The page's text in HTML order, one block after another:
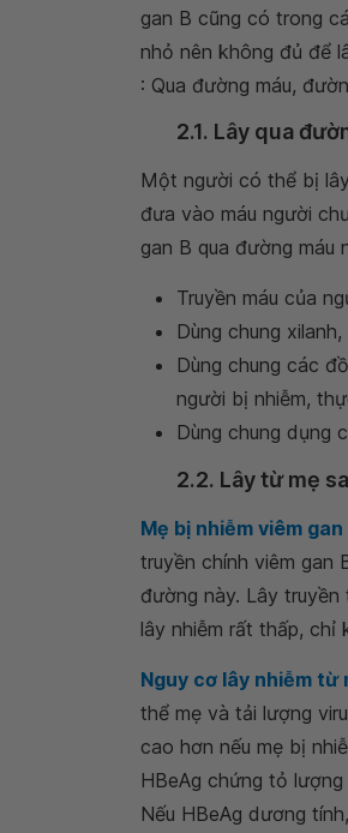
gan B cũng có trong
nhỏ nên không đủ để
: Qua đường máu,
2.1. Lây qua
Một người có thể bị
đưa vào máu người
gan B qua đường máu
Truyền máu của
Dùng chung
Dùng chung các
người bị nhiễm,
Dùng chung dụng
2.2. Lây từ mẹ
Mẹ bị nhiễm viêm gan
truyền chính viêm gan
đường này. Lây truyền
lây nhiễm rất thấp, chỉ
Nguy cơ lây nhiễm từ
thể mẹ và tải lượng
cao hơn nếu mẹ bị
HBeAg chứng tỏ lượng
Nếu HBeAg dương